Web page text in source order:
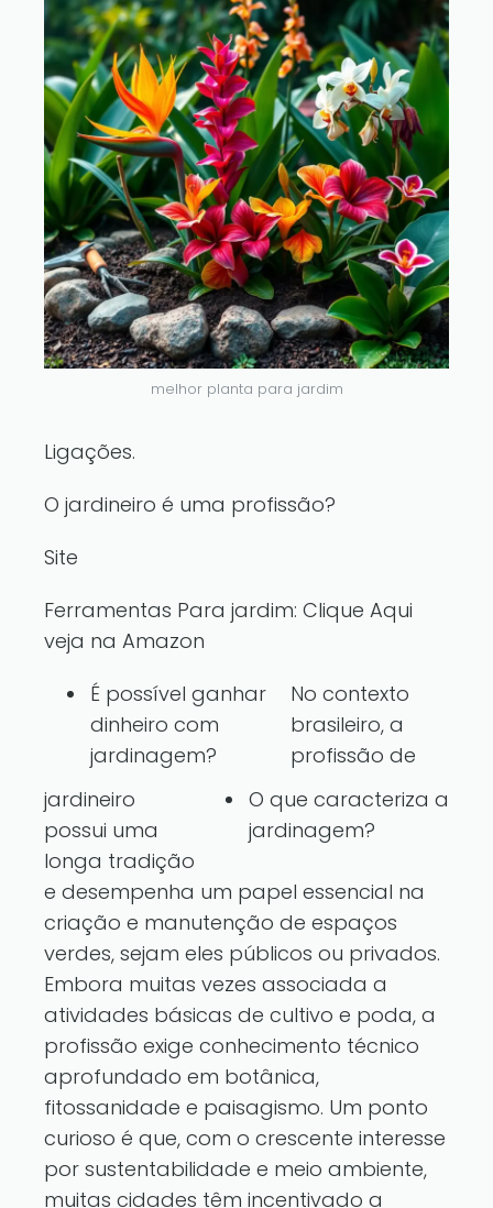
melhor planta para jardim
Ligações.
O jardineiro é uma profissão?
Site
Ferramentas Para jardim: Clique Aqui
veja na Amazon
É possível ganhar
dinheiro com
jardinagem?
O que caracteriza a
jardinagem?
No contexto
brasileiro, a
profissão de
jardineiro
possui uma
longa tradição
e desempenha um papel essencial na
criação e manutenção de espaços
verdes, sejam eles públicos ou privados.
Embora muitas vezes associada a
atividades básicas de cultivo e poda, a
profissão exige conhecimento técnico
aprofundado em botânica,
fitossanidade e paisagismo. Um ponto
curioso é que, com o crescente interesse
por sustentabilidade e meio ambiente,
muitas cidades têm incentivado a